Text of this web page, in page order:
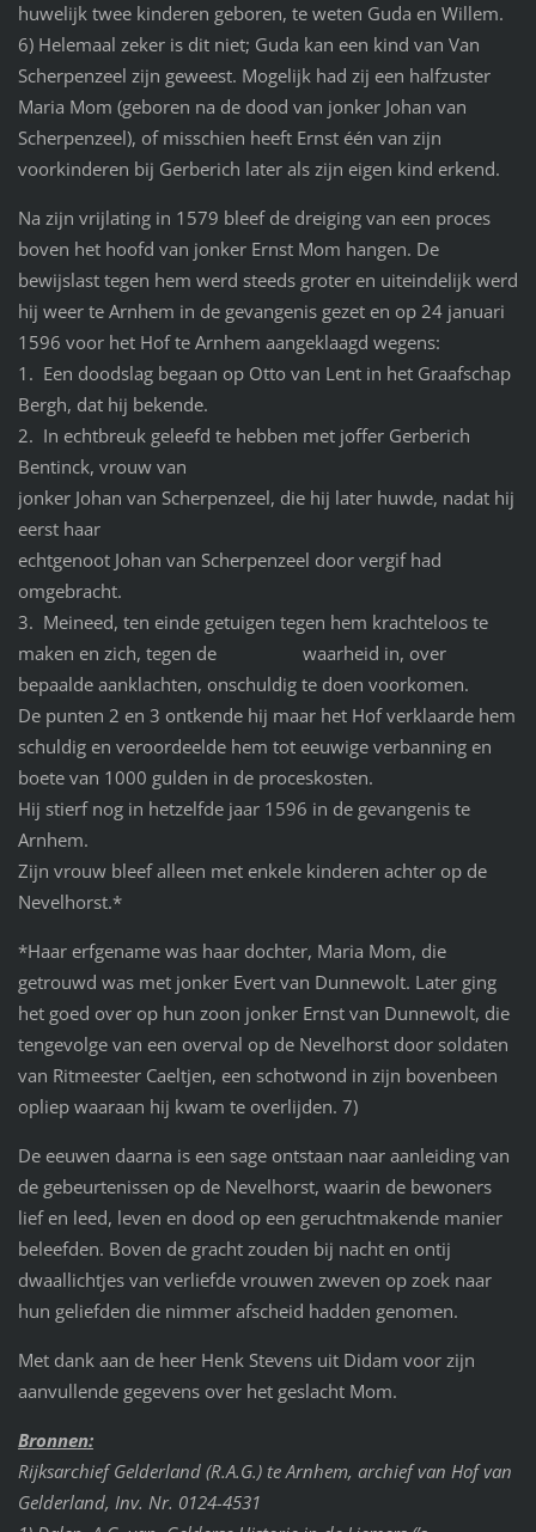
huwelijk twee kinderen geboren, te weten Guda en Willem.
6) Helemaal zeker is dit niet; Guda kan een kind van Van
Scherpenzeel zijn geweest. Mogelijk had zij een halfzuster
Maria Mom (geboren na de dood van jonker Johan van
Scherpenzeel), of misschien heeft Ernst één van zijn
voorkinderen bij Gerberich later als zijn eigen kind erkend.
Na zijn vrijlating in 1579 bleef de dreiging van een proces
boven het hoofd van jonker Ernst Mom hangen. De
bewijslast tegen hem werd steeds groter en uiteindelijk werd
hij weer te Arnhem in de gevangenis gezet en op 24 januari
1596 voor het Hof te Arnhem aangeklaagd wegens:
1. Een doodslag begaan op Otto van Lent in het Graafschap
Bergh, dat hij bekende.
2. In echtbreuk geleefd te hebben met joffer Gerberich
Bentinck, vrouw van
jonker Johan van Scherpenzeel, die hij later huwde, nadat hij
eerst haar
echtgenoot Johan van Scherpenzeel door vergif had
omgebracht.
3. Meineed, ten einde getuigen tegen hem krachteloos te
maken en zich, tegen de waarheid in, over
bepaalde aanklachten, onschuldig te doen voorkomen.
De punten 2 en 3 ontkende hij maar het Hof verklaarde hem
schuldig en veroordeelde hem tot eeuwige verbanning en
boete van 1000 gulden in de proceskosten.
Hij stierf nog in hetzelfde jaar 1596 in de gevangenis te
Arnhem.
Zijn vrouw bleef alleen met enkele kinderen achter op de
Nevelhorst.*
*Haar erfgename was haar dochter, Maria Mom, die
getrouwd was met jonker Evert van Dunnewolt. Later ging
het goed over op hun zoon jonker Ernst van Dunnewolt, die
tengevolge van een overval op de Nevelhorst door soldaten
van Ritmeester Caeltjen, een schotwond in zijn bovenbeen
opliep waaraan hij kwam te overlijden. 7)
De eeuwen daarna is een sage ontstaan naar aanleiding van
de gebeurtenissen op de Nevelhorst, waarin de bewoners
lief en leed, leven en dood op een geruchtmakende manier
beleefden. Boven de gracht zouden bij nacht en ontij
dwaallichtjes van verliefde vrouwen zweven op zoek naar
hun geliefden die nimmer afscheid hadden genomen.
Met dank aan de heer Henk Stevens uit Didam voor zijn
aanvullende gegevens over het geslacht Mom.
Bronnen:
Rijksarchief Gelderland (R.A.G.) te Arnhem, archief van Hof van
Gelderland, Inv. Nr. 0124-4531